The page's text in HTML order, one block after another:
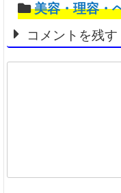
美容・理容・
コメントを残す